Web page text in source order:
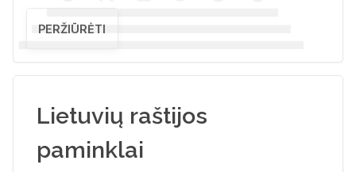
PERŽIŪRĖTI
Lietuvių raštijos
paminklai